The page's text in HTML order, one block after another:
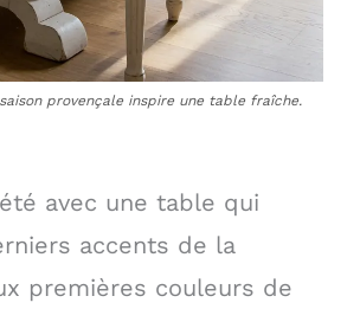
provençale inspire une table fraîche.
avec une table qui
accents de la
premières couleurs de